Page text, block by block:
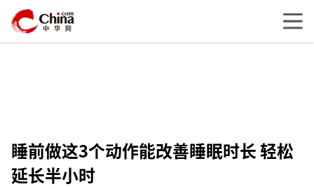
睡前做这3个动作能改善睡眠时长 轻松
延长半小时